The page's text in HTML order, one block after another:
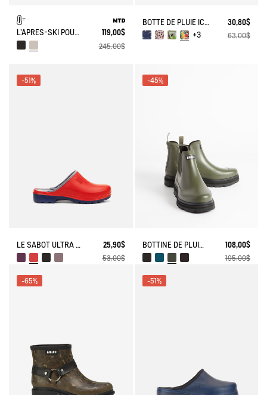
L'APRÈS-SKI POUR FEMME IDÉAL 119,00$
245,00$
BOTTE DE PLUIE ICONIQUE LOLLY POP PLAY 30,80$
+3 63,00$
LE SABOT ULTRA LÉGER 25,90$
-51%
53,00$
BOTTINE DE PLUIE SOFT RAIN 108,00$
-45%
195,00$
-65% -51%